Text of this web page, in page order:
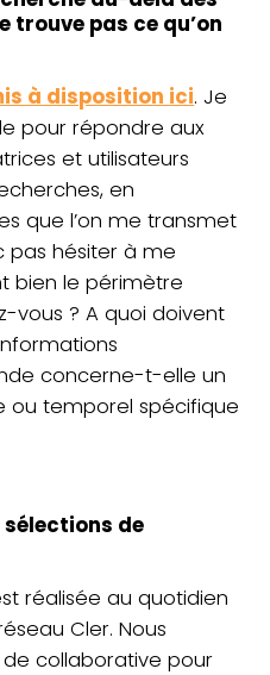
trouve pas ce qu’on
à disposition ici. Je
pour répondre aux
et utilisateurs
en
que l’on me transmet
pas hésiter à me
bien le périmètre
vous ? A quoi doivent
concerne-t-elle un
ou temporel spécifique
de
réalisée au quotidien
Cler. Nous
de collaborative pour